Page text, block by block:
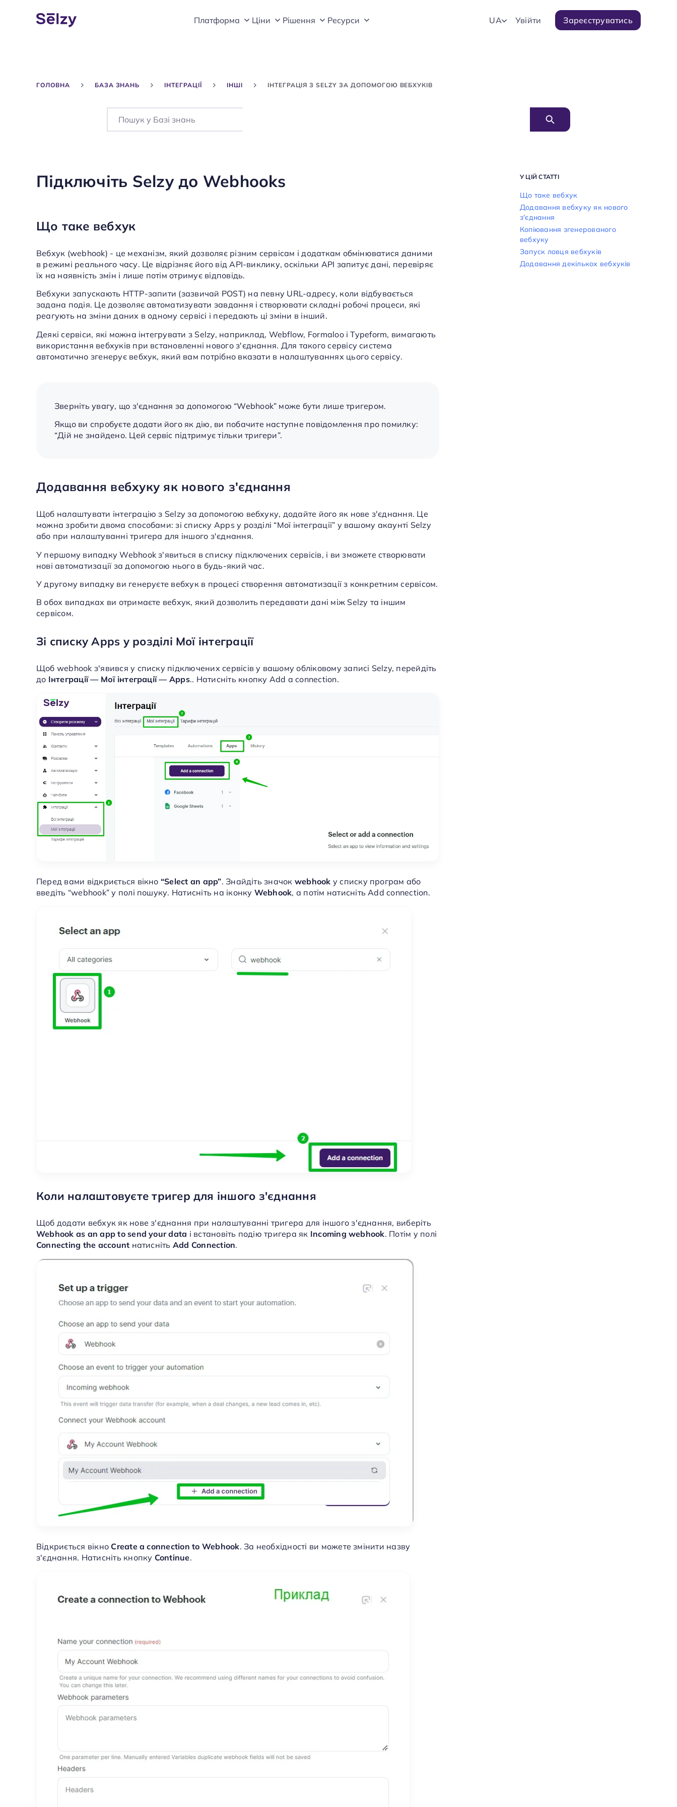
Платформа Цiни Рішення Ресурси UA Увійти Зареєструватись
ГОЛОВНА БАЗА ЗНАНЬ ІНТЕГРАЦІЇ ІНШІ ІНТЕГРАЦІЯ З SELZY ЗА ДОПОМОГОЮ ВЕБХУКІВ
Підключіть Selzy до Webhooks
Що таке вебхук
Вебхук (webhook) - це механізм, який дозволяє різним сервісам і додаткам обмінюватися даними
в режимі реального часу. Це відрізняє його від API-виклику, оскільки API запитує дані, перевіряє
їх на наявність змін і лише потім отримує відповідь.
Вебхуки запускають HTTP-запити (зазвичай POST) на певну URL-адресу, коли відбувається
задана подія. Це дозволяє автоматизувати завдання і створювати складні робочі процеси, які
реагують на зміни даних в одному сервісі і передають ці зміни в інший.
Деякі сервіси, які можна інтегрувати з Selzy, наприклад, Webflow, Formaloo і Typeform, вимагають
використання вебхуків при встановленні нового з'єднання. Для такого сервісу система
автоматично згенерує вебхук, який вам потрібно вказати в налаштуваннях цього сервісу.
Зверніть увагу, що з'єднання за допомогою “Webhook” може бути лише тригером.
Якщо ви спробуєте додати його як дію, ви побачите наступне повідомлення про помилку:
“Дій не знайдено. Цей сервіс підтримує тільки тригери”.
Додавання вебхуку як нового з'єднання
Щоб налаштувати інтеграцію з Selzy за допомогою вебхуку, додайте його як нове з'єднання. Це
можна зробити двома способами: зі списку Apps у розділі “Мої інтеграції” у вашому акаунті Selzy
або при налаштуванні тригера для іншого з'єднання.
У першому випадку Webhook з'явиться в списку підключених сервісів, і ви зможете створювати
нові автоматизації за допомогою нього в будь-який час.
У другому випадку ви генеруєте вебхук в процесі створення автоматизації з конкретним сервісом.
В обох випадках ви отримаєте вебхук, який дозволить передавати дані між Selzy та іншим
сервісом.
Зі списку Apps у розділі Мої інтеграції
Щоб webhook з'явився у списку підключених сервісів у вашому обліковому записі Selzy, перейдіть
до Інтеграції — Мої інтеграції — Apps.. Натисніть кнопку Add a connection.
Перед вами відкриється вікно “Select an app”. Знайдіть значок webhook у списку програм або
введіть “webhook” у полі пошуку. Натисніть на іконку Webhook, а потім натисніть Add connection.
Коли налаштовуєте тригер для іншого з'єднання
Щоб додати вебхук як нове з'єднання при налаштуванні тригера для іншого з'єднання, виберіть
Webhook as an app to send your data і встановіть подію тригера як Incoming webhook. Потім у полі
Connecting the account натисніть Add Connection.
Відкриється вікно Create a connection to Webhook. За необхідності ви можете змінити назву
з'єднання. Натисніть кнопку Continue.
У ЦІЙ СТАТТІ
Що таке вебхук
Додавання вебхуку як нового
з'єднання
Копіювання згенерованого
вебхуку
Запуск ловця вебхуків
Додавання декількох вебхуків